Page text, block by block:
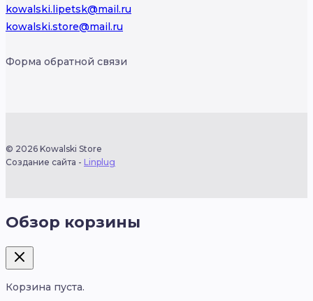
kowalski.lipetsk@mail.ru
kowalski.store@mail.ru
Форма обратной связи
© 2026 Kowalski Store
Создание сайта - Linplug
Обзор корзины
Корзина пуста.